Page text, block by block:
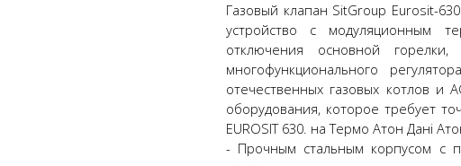
Газовый клапан SitGroup Eurosit-
устройство с модуляционным
отключения основной
многофункционального
отечественных газовых котлов и
оборудования, которое требует
EUROSIT 630. на Термо Атон Дані
- Прочным стальным корпусом с